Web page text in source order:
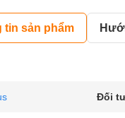
tin sản phẩm
Đối